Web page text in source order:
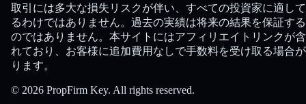
取引には多大な損失リスクが伴い、すべての投資家に適し
るわけではありません。過去の実績は将来の結果を保証す
のではありません。本サイトにはアフィリエイトリンクが
れており、お客様に追加費用なしで手数料を受け取る場合
ります。
© 2026 PropFirm Key. All rights reserved.